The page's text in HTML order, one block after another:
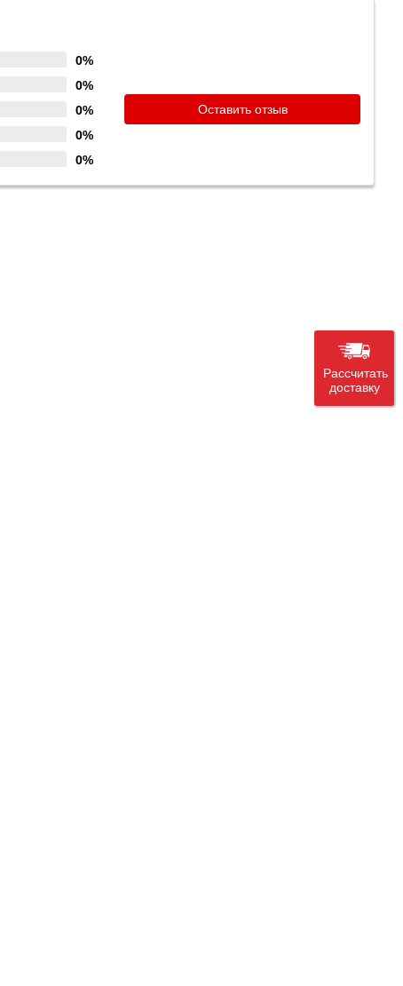
0%
0%
0%
0%
0%
Оставить отзыв
Рассчитать
доставку